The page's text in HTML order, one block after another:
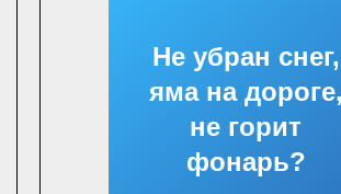
Не убран снег,
яма на дороге,
не горит
фонарь?